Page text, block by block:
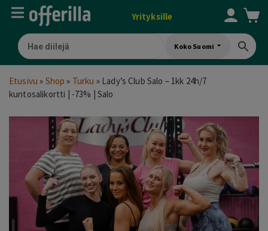
Yrityksille
Koko Suomi
Etusivu » Shop » Turku » Lady’s Club Salo – 1kk 24h/7
kuntosalikortti | -73% | Salo